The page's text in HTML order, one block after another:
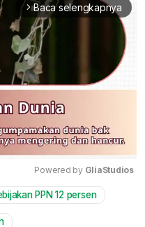
arrow_forward_ios Baca selengkapnya
Mute
Powered by GliaStudios
PPN 12 persen